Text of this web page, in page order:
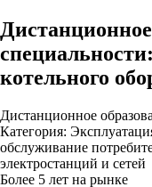
котельного
Дистанционное
Категория:
обслуживание
электростанций и сетей
Более 5 лет на рынке